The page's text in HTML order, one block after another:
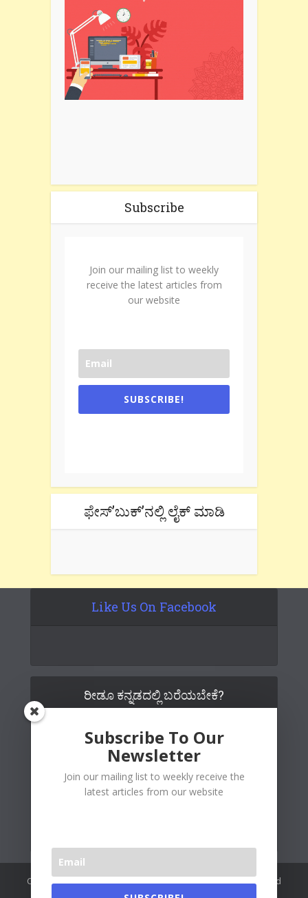
Subscribe
Join our mailing list to weekly
receive the latest articles from
our website
SUBSCRIBE!
ಫೇಸ್’ಬುಕ್’ನಲ್ಲಿ ಲೈಕ್ ಮಾಡಿ
Like Us On Facebook
ರೀಡೂ ಕನ್ನಡದಲ್ಲಿ ಬರೆಯಬೇಕೆ?
Copywrite© 2026 Readoo Media Private Limited. Created and
Subscribe To Our
Newsletter
Join our mailing list to weekly receive the
latest articles from our website